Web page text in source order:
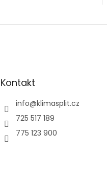
Kontakt
info@klimasplit.cz
725 517 189
775 123 900